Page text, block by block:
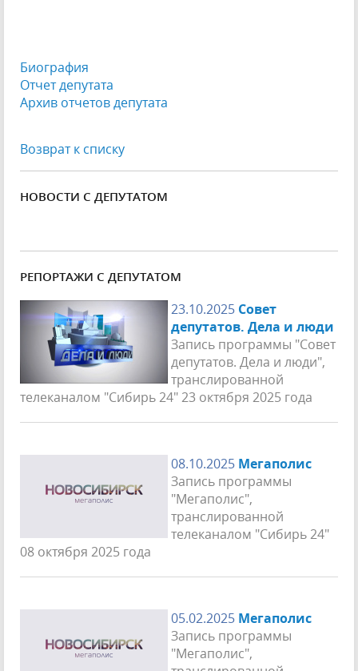
Биография
Отчет депутата
Архив отчетов депутата
Возврат к списку
НОВОСТИ С ДЕПУТАТОМ
РЕПОРТАЖИ С ДЕПУТАТОМ
23.10.2025 Совет
депутатов. Дела и люди
Запись программы "Совет
депутатов. Дела и люди",
транслированной
телеканалом "Сибирь 24" 23 октября 2025 года
08.10.2025 Мегаполис
Запись программы
"Мегаполис",
транслированной
телеканалом "Сибирь 24"
08 октября 2025 года
05.02.2025 Мегаполис
Запись программы
"Мегаполис",